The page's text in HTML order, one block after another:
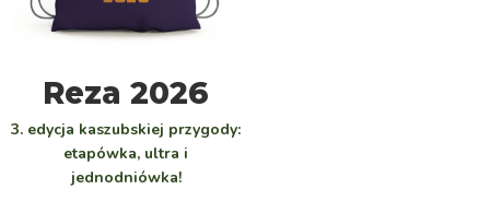
WYBIERZ
Reza 2026
3. edycja kaszubskiej przygody:
etapówka, ultra i
jednodniówka!